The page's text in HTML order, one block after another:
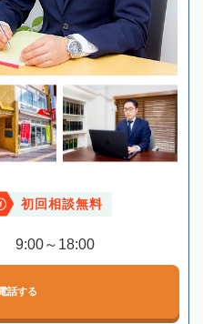
初回相談無料
9:00～18:00
話する